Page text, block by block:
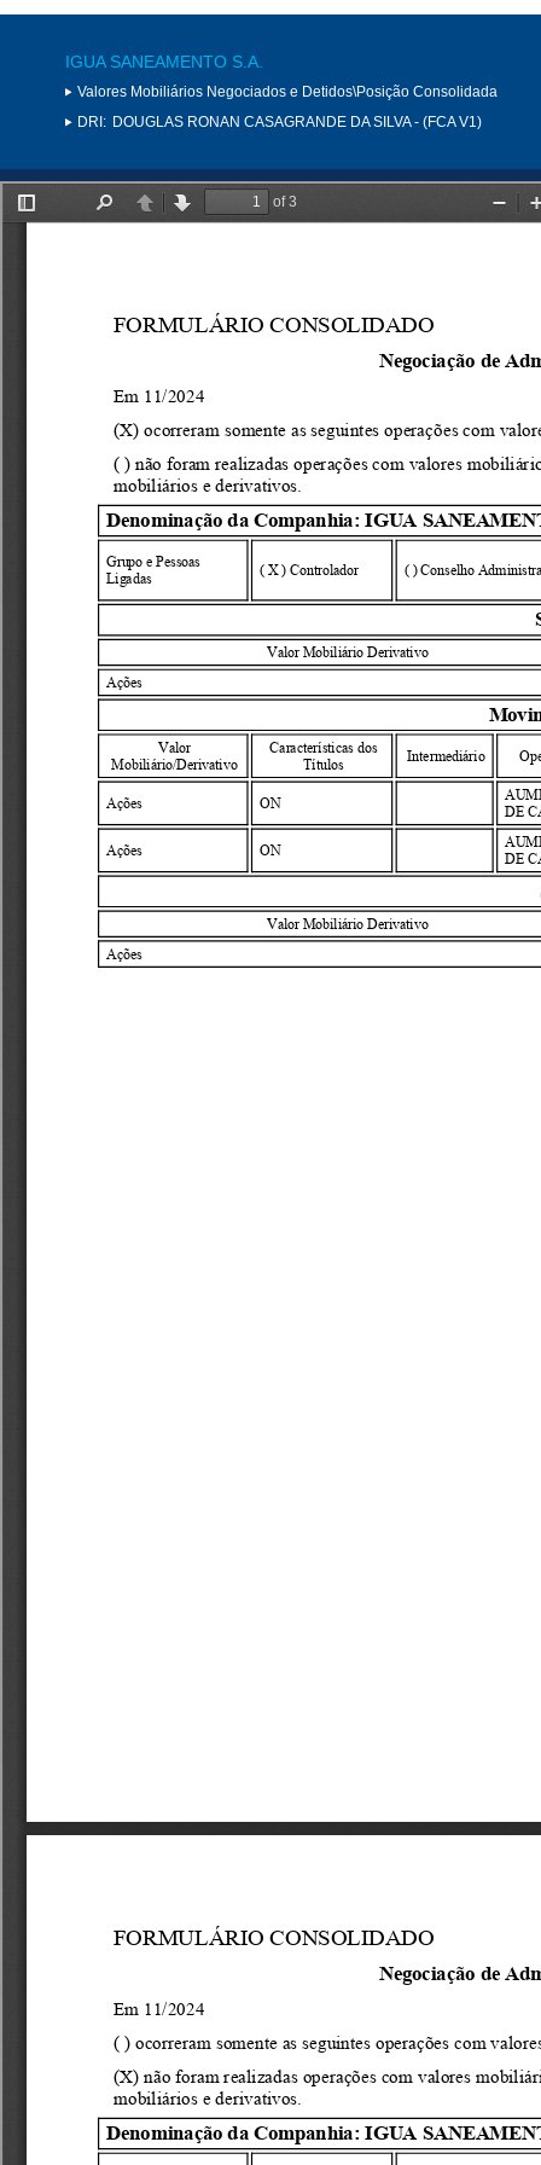
IGUA SANEAMENTO S.A.
Valores Mobiliários Negociados e Detidos\Posição Consolidada
DRI: DOUGLAS RONAN CASAGRANDE DA SILVA - (FCA V1)